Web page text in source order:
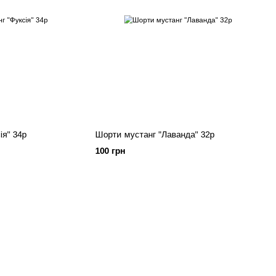
34р
Шорти мустанг "Лаванда" 32р
100 грн